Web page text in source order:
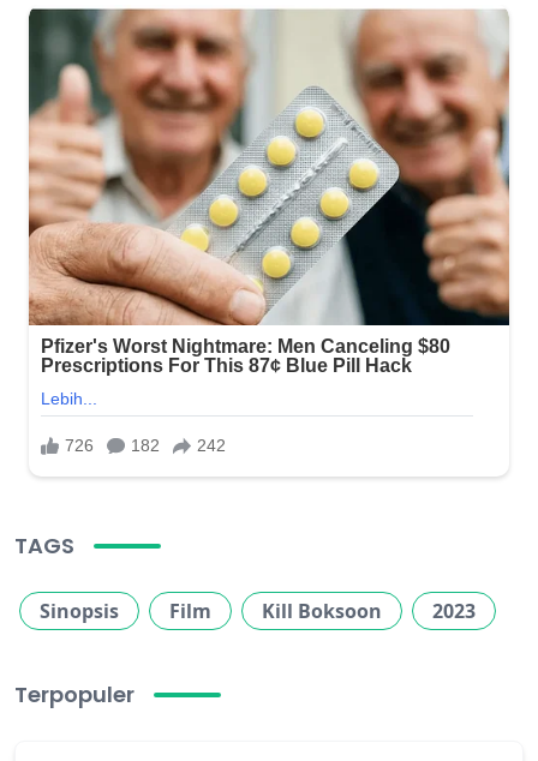
TAGS
Sinopsis Film Kill Boksoon 2023
Terpopuler